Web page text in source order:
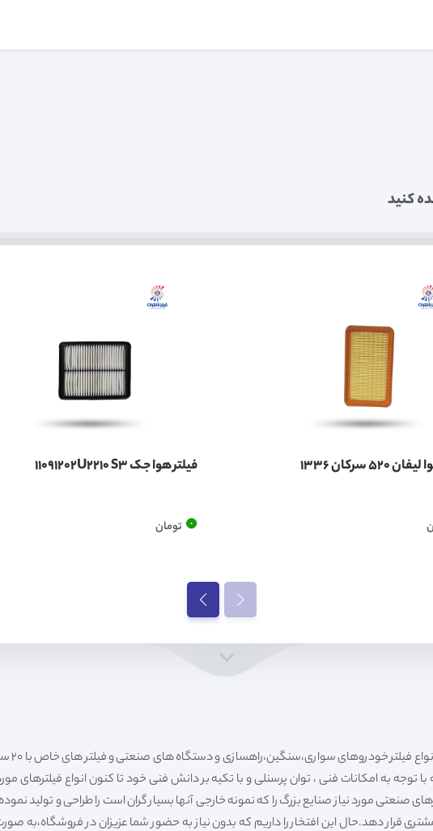
کنید
520 سرکان 1336 فیلتر هوا جک 11091202U2210 S3
0 تومان
فیلتر
توجه به امکانات فنی ، توان پرسنلی و با تکیه بر دانش فنی خود تا کنون انواع فیلترهای
مورد نیاز صنایع بزرگ را که نمونه خارجی آنها بسیار گران است را طراحی و تولید نموده
قرار دهد.حال این افتخار را داریم که بدون نیاز به حضور شما عزیزان در فروشگاه،به